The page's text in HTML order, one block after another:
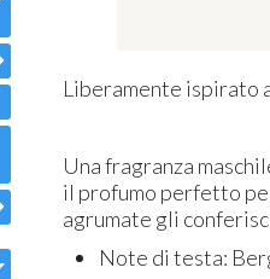
Liberamente ispirato
Una fragranza
il profumo perfetto
agrumate gli
Note di testa: